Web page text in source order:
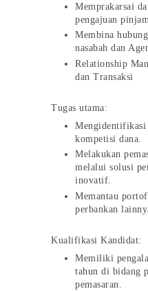
Memprakarsai
pengajuan
Membina
nasabah dan
Relationship
dan Transaksi
Tugas utama:
Mengidentifikasi
kompetisi dana.
Melakukan
melalui solusi
inovatif.
Memantau
perbankan
Kualifikasi Kandidat:
Memiliki
tahun di bidang
pemasaran.